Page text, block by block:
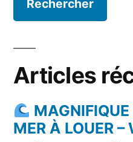
Articles
MER À LOUER –